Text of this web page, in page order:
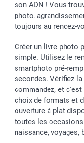
son ADN ! Vous
photo,
toujours au rendez-
Créer un livre photo
simple. Utilisez le
smartphoto pré-
secondes. Vérifiez
commandez, et c'est
choix de formats et
ouverture à plat
toutes les occasions
naissance, voyages,